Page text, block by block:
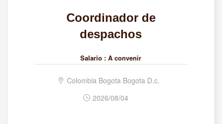
Coordinador de
despachos
Salario : A convenir
Colombia Bogota Bogota D.c.
2026/08/04